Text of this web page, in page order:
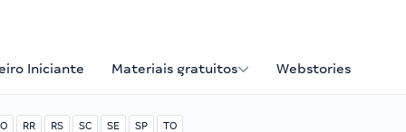
Iniciante Materiais gratuitos Webstories
RR RS SC SE SP TO